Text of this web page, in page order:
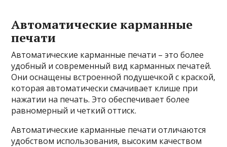
Автоматические карманные
печати
Автоматические карманные печати – это более
удобный и современный вид карманных печатей.
Они оснащены встроенной подушечкой с краской,
которая автоматически смачивает клише при
нажатии на печать. Это обеспечивает более
равномерный и четкий оттиск.
Автоматические карманные печати отличаются
удобством использования, высоким качеством